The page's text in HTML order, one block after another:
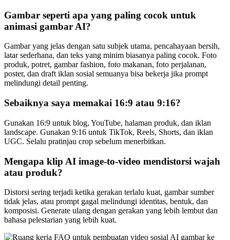
Gambar seperti apa yang paling cocok untuk
animasi gambar AI?
Gambar yang jelas dengan satu subjek utama, pencahayaan bersih,
latar sederhana, dan teks yang minim biasanya paling cocok. Foto
produk, potret, gambar fashion, foto makanan, foto perjalanan,
poster, dan draft iklan sosial semuanya bisa bekerja jika prompt
melindungi detail penting.
Sebaiknya saya memakai 16:9 atau 9:16?
Gunakan 16:9 untuk blog, YouTube, halaman produk, dan iklan
landscape. Gunakan 9:16 untuk TikTok, Reels, Shorts, dan iklan
UGC. Selalu pratinjau crop sebelum menerbitkan.
Mengapa klip AI image-to-video mendistorsi wajah
atau produk?
Distorsi sering terjadi ketika gerakan terlalu kuat, gambar sumber
tidak jelas, atau prompt gagal melindungi identitas, bentuk, dan
komposisi. Generate ulang dengan gerakan yang lebih lembut dan
bahasa pelestarian yang lebih kuat.